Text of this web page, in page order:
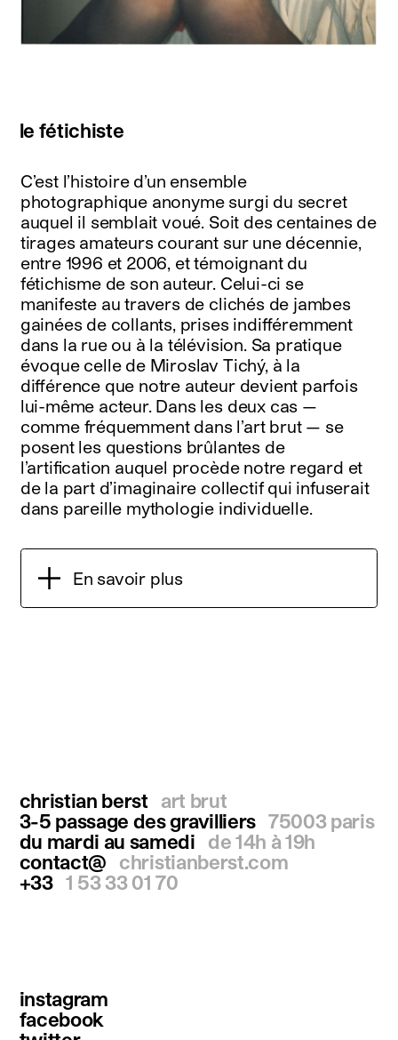
le fétichiste
C’est l’histoire d’un ensemble
photographique anonyme surgi du secret
auquel il semblait voué. Soit des centaines de
tirages amateurs courant sur une décennie,
entre 1996 et 2006, et témoignant du
fétichisme de son auteur. Celui-ci se
manifeste au travers de clichés de jambes
gainées de collants, prises indifféremment
dans la rue ou à la télévision. Sa pratique
évoque celle de Miroslav Tichý, à la
différence que notre auteur devient parfois
lui-même acteur. Dans les deux cas —
comme fréquemment dans l’art brut — se
posent les questions brûlantes de
l’artification auquel procède notre regard et
de la part d’imaginaire collectif qui infuserait
dans pareille mythologie individuelle.
En savoir plus
christian berst
art brut
3-5 passage des gravilliers 75003 paris
du mardi au samedi
de 14h à 19h
contact@
christianberst.com
+33 1 53 33 01 70
instagram
facebook